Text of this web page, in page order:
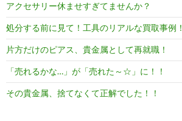
アクセサリー休ませすぎてませんか？
処分する前に見て！工具のリアルな買取事例！
片方だけのピアス、貴金属として再就職！
「売れるかな…」が「売れた～☆」に！！
その貴金属、捨てなくて正解でした！！